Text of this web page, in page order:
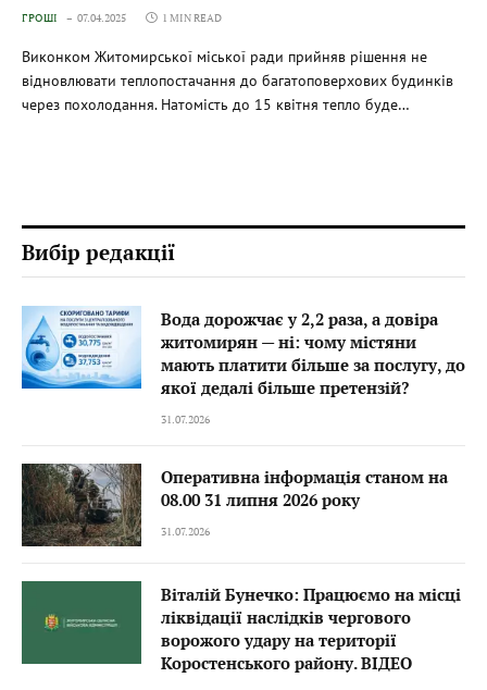
ГРОШІ 07.04.2025 1 MIN READ
Виконком Житомирської міської ради прийняв рішення не
відновлювати теплопостачання до багатоповерхових будинків
через похолодання. Натомість до 15 квітня тепло буде…
Вибір редакції
Вода дорожчає у 2,2 раза, а довіра
житомирян — ні: чому містяни
мають платити більше за послугу, до
якої дедалі більше претензій?
31.07.2026
Оперативна інформація станом на
08.00 31 липня 2026 року
31.07.2026
Віталій Бунечко: Працюємо на місці
ліквідації наслідків чергового
ворожого удару на території
Коростенського району. ВІДЕО